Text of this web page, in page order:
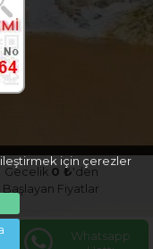
için çerezler
Gecelik 0 ₺'den
Başlayan Fiyatlar
Whatsapp